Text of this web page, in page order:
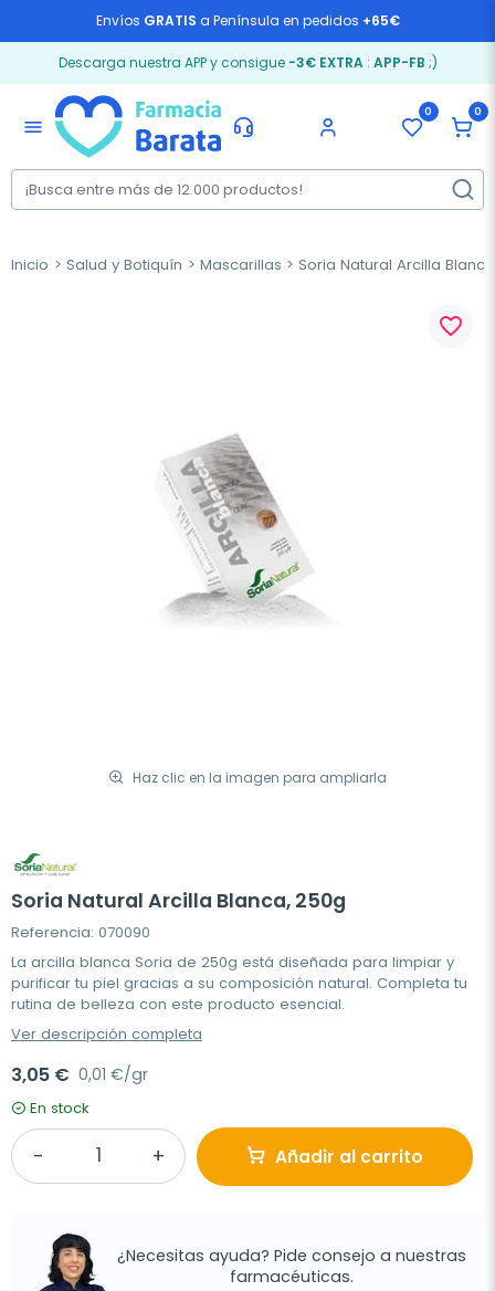
Envíos GRATIS a Península en pedidos +65€
Descarga nuestra APP y consigue -3€ EXTRA: APP-FB ;)
menu
0 0
Inicio Salud y Botiquín Mascarillas Soria Natural Arcilla
Haz clic en la imagen para ampliarla
favorite_border
Soria Natural Arcilla Blanca, 250g
Referencia: 070090
La arcilla blanca Soria de 250g está diseñada para limpiar y
purificar tu piel gracias a su composición natural. Completa tu
rutina de belleza con este producto esencial.
Ver descripción completa
3,05 € 0,01 €/gr
En stock
Añadir al carrito
¿Necesitas ayuda? Pide consejo a nuestras
farmacéuticas.